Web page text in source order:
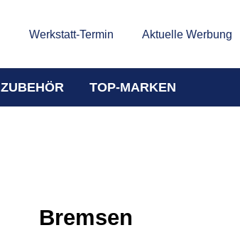
Werkstatt-Termin Aktuelle Werbung
ZUBEHÖR TOP-MARKEN
Bremsen